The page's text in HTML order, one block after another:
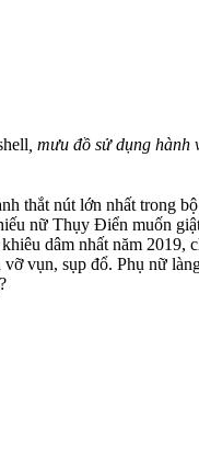
, mưu đồ sử dụng
thắt nút lớn nhất trong
nữ Thụy Điển muốn
dâm nhất năm 2019,
vỡ vụn, sụp đổ. Phụ nữ